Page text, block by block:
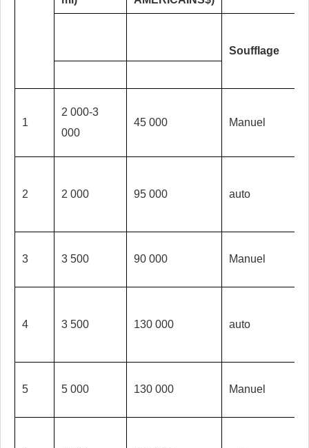
Soufflage
1
2 000-3
000
45 000 Manuel
2 2 000 95 000 auto
3 3 500 90 000 Manuel
4 3 500 130 000 auto
5 5 000 130 000 Manuel